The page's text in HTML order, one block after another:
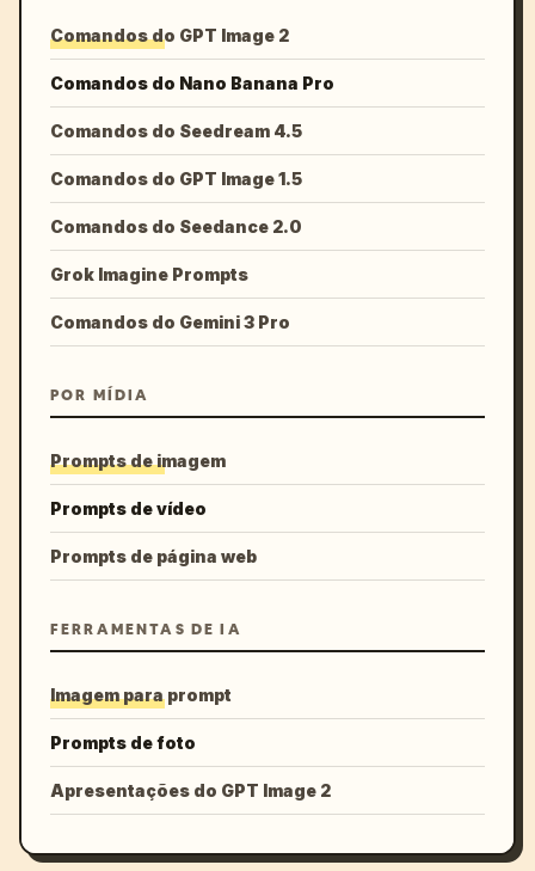
Comandos do GPT Image 2
Comandos do Nano Banana Pro
Comandos do Seedream 4.5
Comandos do GPT Image 1.5
Comandos do Seedance 2.0
Grok Imagine Prompts
Comandos do Gemini 3 Pro
POR MÍDIA
Prompts de imagem
Prompts de vídeo
Prompts de página web
FERRAMENTAS DE IA
Imagem para prompt
Prompts de foto
Apresentações do GPT Image 2